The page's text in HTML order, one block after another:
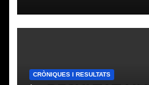
CRÒNIQUES I RESULTATS